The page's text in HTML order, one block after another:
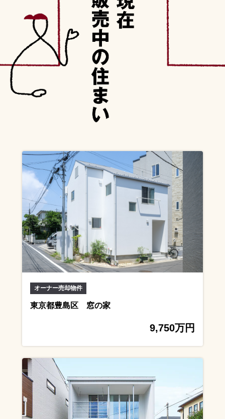
オーナー売却物件
東京都豊島区 窓の家
9,750万円